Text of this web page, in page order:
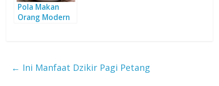
Pola Makan
Orang Modern
← Ini Manfaat Dzikir Pagi Petang